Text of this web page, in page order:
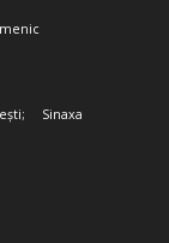
Sinaxa